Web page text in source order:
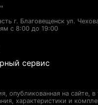
г. Благовещенск ул.
с 8:00 до 19:00
сервис
опубликованная на сайте,
характеристики и